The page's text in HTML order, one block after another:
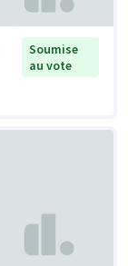
Soumise
au vote